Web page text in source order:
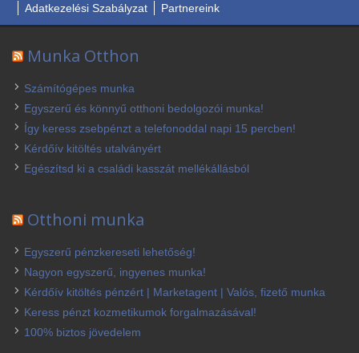
Adatkezelési Szabályzat Partnereink
Munka Otthon
Számítógépes munka
Egyszerű és könnyű otthoni bedolgozói munka!
Így keress zsebpénzt a telefonoddal napi 15 percben!
Kérdőív kitöltés utalványért
Egészítsd ki a családi kasszát mellékállásból
Otthoni munka
Egyszerű pénzkereseti lehetőség!
Nagyon egyszerű, ingyenes munka!
Kérdőív kitöltés pénzért | Marketagent | Valós, fizető munka
Keress pénzt kozmetikumok forgalmazásával!
100% biztos jövedelem